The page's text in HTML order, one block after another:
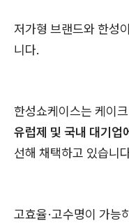
저가형 브랜드와 한성
니다.
한성쇼케이스는 케이
유럽제 및 국내 대기업
선해 채택하고 있습니
고효율·고수명이 가능